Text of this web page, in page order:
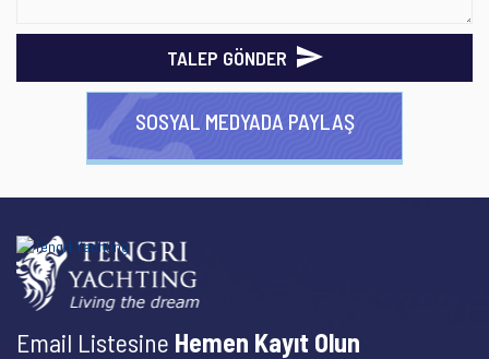
TALEP GÖNDER
SOSYAL MEDYADA PAYLAŞ
Email Listesine Hemen Kayıt Olun